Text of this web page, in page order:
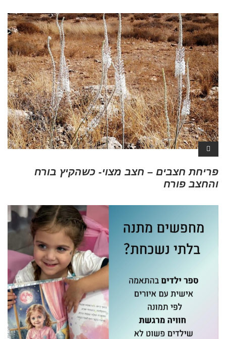
פריחת חצבים – חצב מצוי- כשהקיץ בורח
והחצב פורח